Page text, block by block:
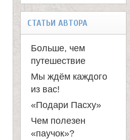
р
м
а
п
о
и
СТАТЬИ АВТОРА
Больше, чем
путешествие
Мы ждём каждого
из вас!
«Подари Пасху»
Чем полезен
«паучок»?